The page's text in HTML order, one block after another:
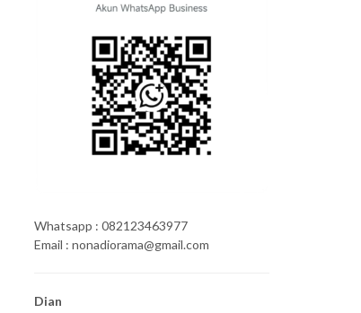
Whatsapp : 082123463977
Email : nonadiorama@gmail.com
Dian